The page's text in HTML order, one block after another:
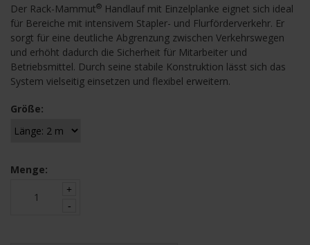
Der Rack-Mammut® Handlauf mit Einzelplanke eignet sich ideal
für Bereiche mit intensivem Stapler- und Flurförderverkehr. Er
sorgt für eine deutliche Abgrenzung zwischen Verkehrswegen
und erhöht dadurch die Sicherheit für Mitarbeiter und
Betriebsmittel. Durch seine stabile Konstruktion lässt sich das
System vielseitig einsetzen und flexibel erweitern.
Größe:
Menge: